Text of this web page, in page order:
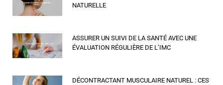
NATURELLE
ASSURER UN SUIVI DE LA SANTÉ AVEC UNE
ÉVALUATION RÉGULIÈRE DE L’IMC
DÉCONTRACTANT MUSCULAIRE NATUREL : CES